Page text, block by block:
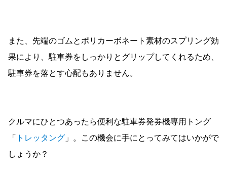
また、先端のゴムとポリカーボネート素材のスプリング効
果により、駐車券をしっかりとグリップしてくれるため、
駐車券を落とす心配もありません。
クルマにひとつあったら便利な駐車券発券機専用トング
「
トレッタング 」。この機会に手にとってみてはいかがで
しょうか？